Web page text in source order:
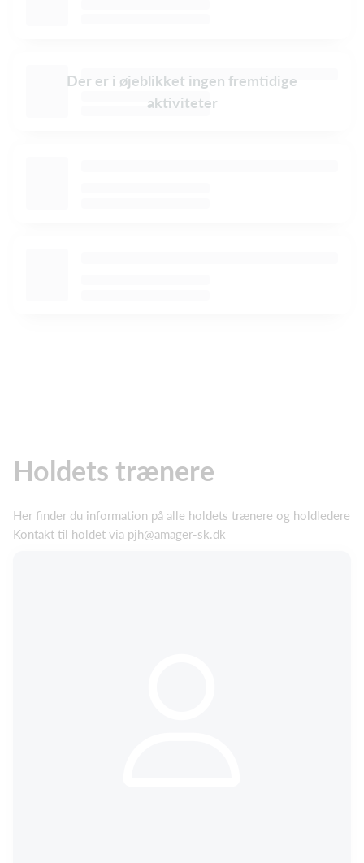
Der er i øjeblikket ingen fremtidige
aktiviteter
Holdets trænere
Her finder du information på alle holdets trænere og holdledere
Kontakt til holdet via pjh@amager-sk.dk